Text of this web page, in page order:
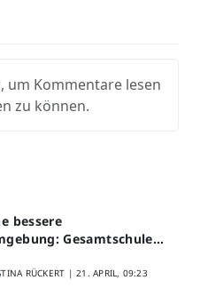
um Kommentare lesen
zu können.
bessere
Gesamtschule
RÜCKERT |21. APRIL, 09:23